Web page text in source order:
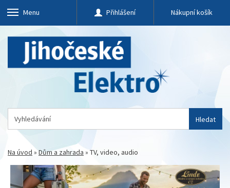
Menu Přihlášení Nákupní košík
Hledat
Na úvod »Dům a zahrada » TV, video, audio